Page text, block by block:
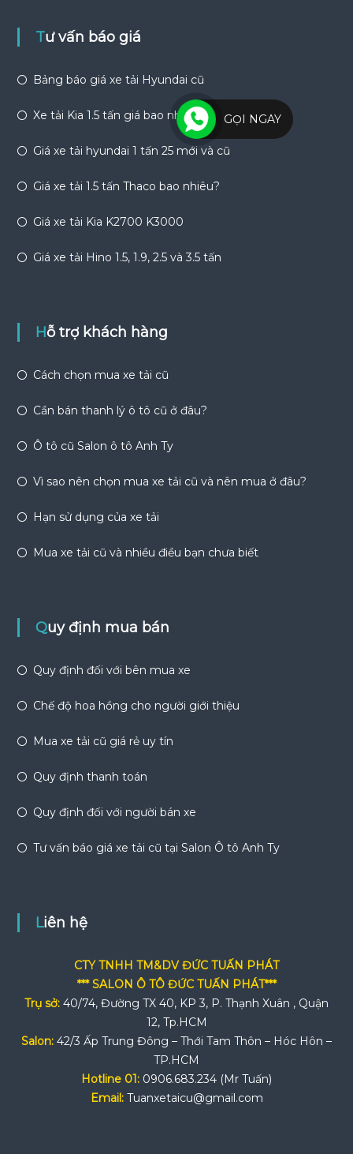
Tư vấn báo giá
Bảng báo giá xe tải Hyundai cũ
Xe tải Kia 1.5 tấn giá bao nhiêu?
Giá xe tải hyundai 1 tấn 25 mới và cũ
Giá xe tải 1.5 tấn Thaco bao nhiêu?
Giá xe tải Kia K2700 K3000
Giá xe tải Hino 1.5, 1.9, 2.5 và 3.5 tấn
Hỗ trợ khách hàng
Cách chọn mua xe tải cũ
Cần bán thanh lý ô tô cũ ở đâu?
Ô tô cũ Salon ô tô Anh Ty
Vì sao nên chọn mua xe tải cũ và nên mua ở đâu?
Hạn sử dụng của xe tải
Mua xe tải cũ và nhiều điều bạn chưa biết
Quy định mua bán
Quy định đối với bên mua xe
Chế độ hoa hồng cho người giới thiệu
Mua xe tải cũ giá rẻ uy tín
Quy định thanh toán
Quy định đối với người bán xe
Tư vấn báo giá xe tải cũ tại Salon Ô tô Anh Ty
Liên hệ
CTY TNHH TM&DV ĐỨC TUẤN PHÁT
*** SALON Ô TÔ ĐỨC TUẤN PHÁT***
Trụ sở: 40/74, Đường TX 40, KP 3, P. Thạnh Xuân , Quận
12, Tp.HCM
Salon: 42/3 Ấp Trung Đông – Thới Tam Thôn – Hóc Hôn –
TP.HCM
Hotline 01: 0906.683.234 (Mr Tuấn)
Email: Tuanxetaicu@gmail.com
GỌI NGAY